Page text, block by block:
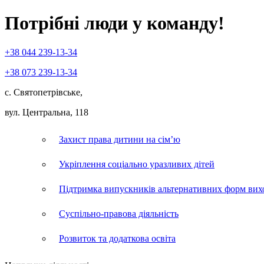
Потрібні люди у команду!
+38 044 239-13-34
+38 073 239-13-34
с. Святопетрівське,
вул. Центральна, 118
Захист права дитини на сім’ю
Укріплення соціально уразливих дітей
Підтримка випускників альтернативних форм
Суспільно-правова діяльність
Розвиток та додаткова освіта